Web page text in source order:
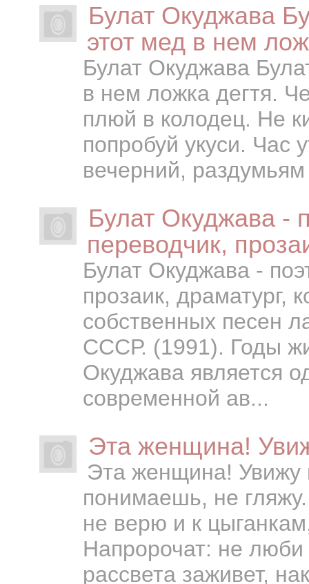
Булат Окуджава
этот мед в нем
Булат Окуджава
в нем ложка дегтя.
плюй в колодец. Не
попробуй укуси. Час
вечерний,
Булат Окуджава -
переводчик,
Булат Окуджава -
прозаик, драматург,
собственных песен
СССР. (1991). Годы
Окуджава является
современной ав...
Эта женщина!
Эта женщина!
понимаешь, не
не верю и к
Напророчат: не
рассвета заживет,